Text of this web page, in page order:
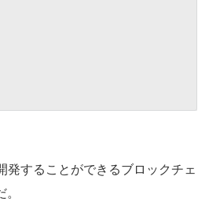
発することができるブロックチェ